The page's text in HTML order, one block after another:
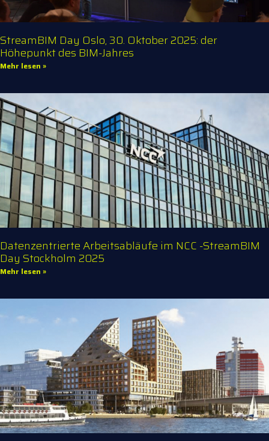
StreamBIM Day Oslo, 30. Oktober 2025: der
Höhepunkt des BIM-Jahres
Mehr lesen »
Datenzentrierte Arbeitsabläufe im NCC -StreamBIM
Day Stockholm 2025
Mehr lesen »